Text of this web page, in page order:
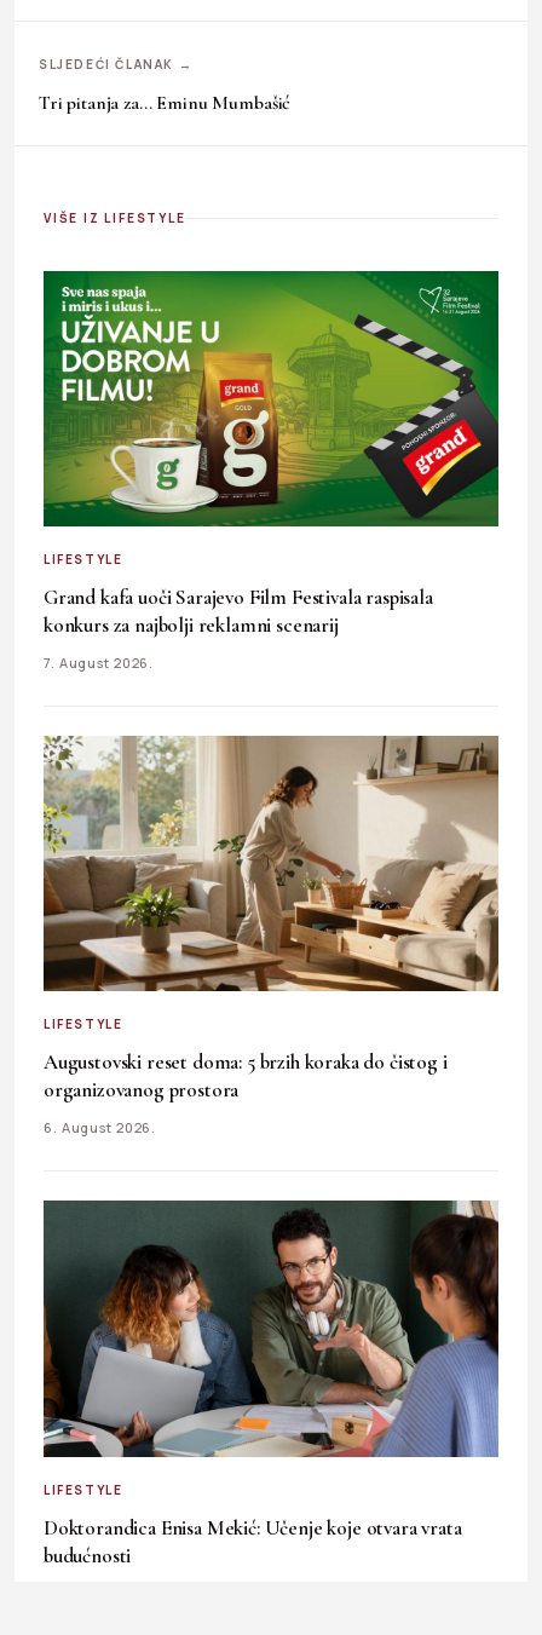
SLJEDEĆI ČLANAK →
Tri pitanja za… Eminu Mumbašić
VIŠE IZ LIFESTYLE
LIFESTYLE
Grand kafa uoči Sarajevo Film Festivala raspisala
konkurs za najbolji reklamni scenarij
7. August 2026.
LIFESTYLE
Augustovski reset doma: 5 brzih koraka do čistog i
organizovanog prostora
6. August 2026.
LIFESTYLE
Doktorandica Enisa Mekić: Učenje koje otvara vrata
budućnosti